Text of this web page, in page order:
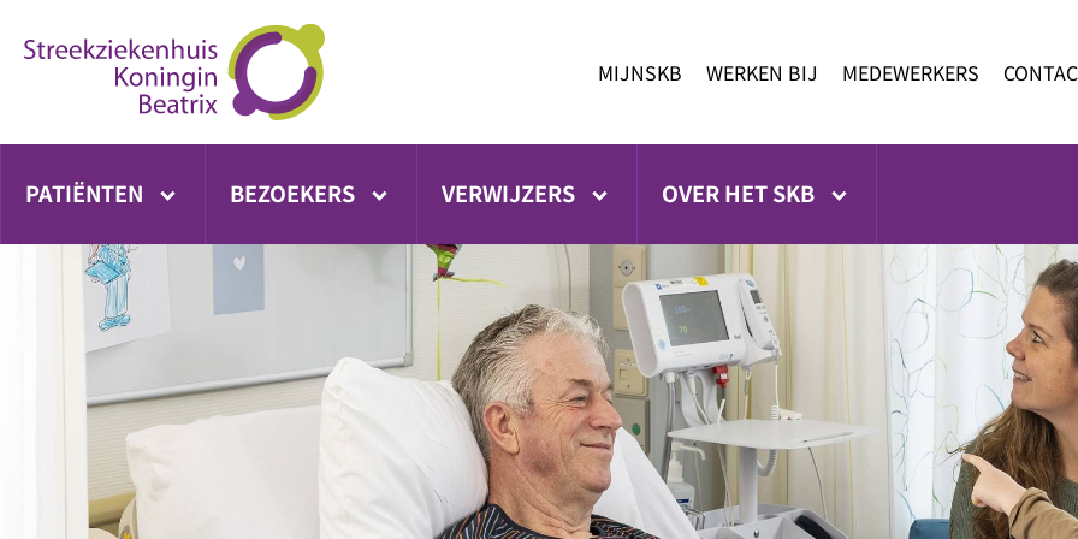
direct
MIJNSKB WERKEN BIJ MEDEWERKERS
PATIËNTEN BEZOEKERS VERWIJZERS OVER HET SKB